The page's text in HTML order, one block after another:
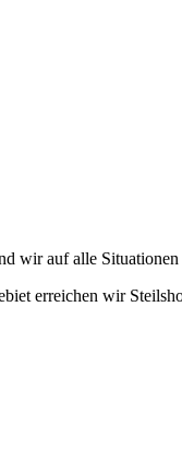
wir auf alle Situationen
erreichen wir